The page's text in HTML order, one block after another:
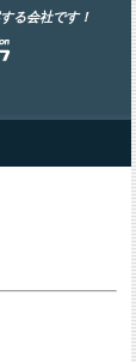
る会社です！